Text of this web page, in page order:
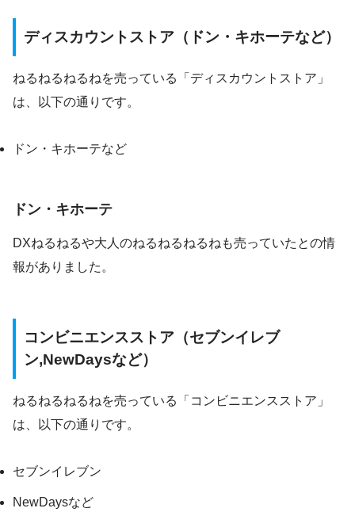
ディスカウントストア（ドン・キホーテなど）
ねるねるねるねを売っている「ディスカウントストア」
は、以下の通りです。
ドン・キホーテなど
ドン・キホーテ
DXねるねるや大人のねるねるねるねも売っていたとの情
報がありました。
コンビニエンスストア（セブンイレブ
ン,NewDaysなど）
ねるねるねるねを売っている「コンビニエンスストア」
は、以下の通りです。
セブンイレブン
NewDaysなど